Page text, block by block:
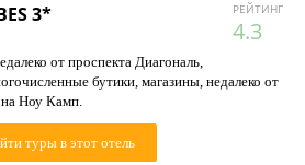
РЕЙТИНГ
4.3
3*
от проспекта Диагональ,
бутики, магазины, недалеко от
Ноу Камп.
туры в этот отель